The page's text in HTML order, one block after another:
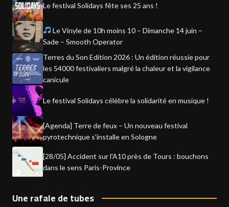
Le festival Solidays fête ses 25 ans !
Le Vinyle de 10h moins 10 – Dimanche 14 juin –
Sade – Smooth Operator
Terres du Son Edition 2026 : Un édition réussie pour
les 54000 festivaliers malgré la chaleur et la vigilance
canicule
Le festival Solidays célèbre la solidarité en musique !
[Agenda] Terre de feux – Un nouveau festival
pyrotechnique s'installe en Sologne
[28/05] Accident sur l'A10 près de Tours : bouchons
dans le sens Paris-Province
Une rafale de tubes